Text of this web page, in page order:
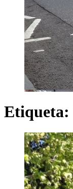
Etiqueta: